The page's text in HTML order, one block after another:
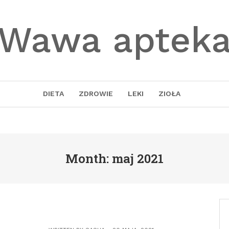
DIETA ZDROWIE LEKI ZIOŁA
Month: maj 2021